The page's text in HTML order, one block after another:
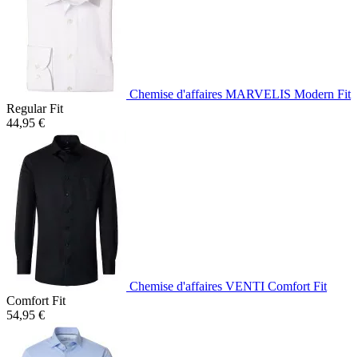
Chemise d'affaires MARVELIS Modern Fit
Regular Fit
44,95 €
Chemise d'affaires VENTI Comfort Fit
Comfort Fit
54,95 €